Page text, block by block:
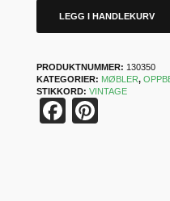
LEGG I HANDLEKURV
PRODUKTNUMMER: 130350
KATEGORIER: MØBLER,
STIKKORD:VINTAGE
Facebook